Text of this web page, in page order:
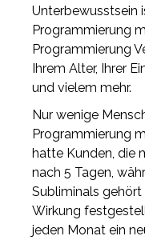
Unterbewusstsein
Programmierung
Programmierung
Ihrem Alter, Ihrer
und vielem mehr.
Nur wenige
Programmierung
hatte Kunden, die
nach 5 Tagen,
Subliminals
Wirkung
jeden Monat ein